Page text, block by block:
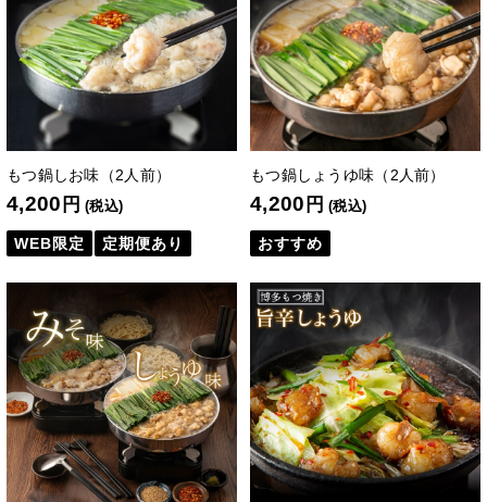
もつ鍋しお味（2人前）
4,200 円 (税込)
WEB限定 定期便あり
もつ鍋しょうゆ味（2人前）
4,200 円 (税込)
おすすめ